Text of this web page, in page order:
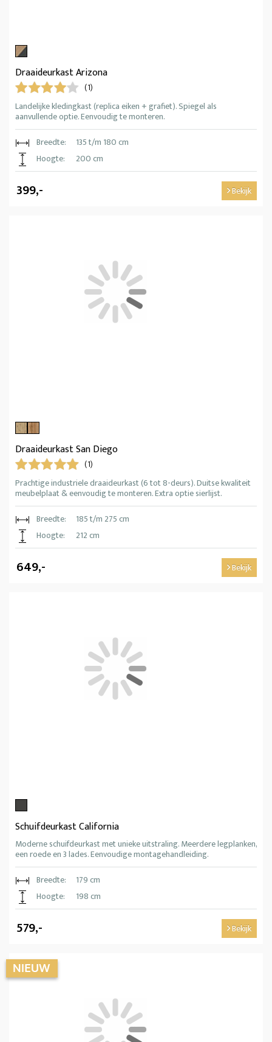
Draaideurkast Arizona
(1)
Landelijke kledingkast (replica eiken + grafiet). Spiegel als
aanvullende optie. Eenvoudig te monteren.
Breedte:
135 t/m 180 cm
Hoogte:
200 cm
399,- Bekijk
Draaideurkast San Diego
(1)
Prachtige industriele draaideurkast (6 tot 8-deurs). Duitse kwaliteit
meubelplaat & eenvoudig te monteren. Extra optie sierlijst.
Breedte:
185 t/m 275 cm
Hoogte:
212 cm
649,- Bekijk
Schuifdeurkast California
Moderne schuifdeurkast met unieke uitstraling. Meerdere legplanken,
een roede en 3 lades. Eenvoudige montagehandleiding.
Breedte:
179 cm
Hoogte:
198 cm
579,- Bekijk